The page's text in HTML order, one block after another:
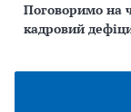
Поговоримо на
кадровий